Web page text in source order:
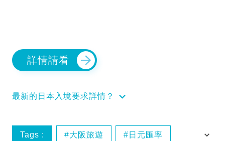
詳情請看
最新的日本入境要求詳情？
Tags : 大阪旅遊 日元匯率